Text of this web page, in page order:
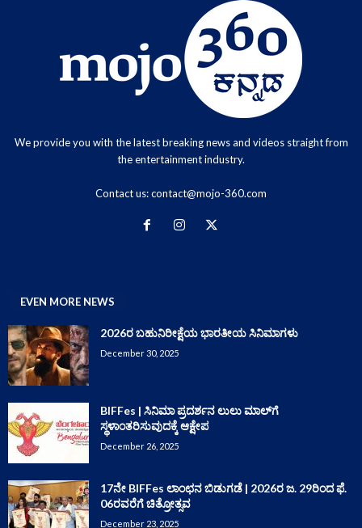
We provide you with the latest breaking news and videos straight from
the entertainment industry.
Contact us:contact@mojo-360.com
EVEN MORE NEWS
2026ರ ಬಹುನಿರೀಕ್ಷೆಯ ಭಾರತೀಯ ಸಿನಿಮಾಗಳು
December 30, 2025
BIFFes | ಸಿನಿಮಾ ಪ್ರದರ್ಶನ ಲುಲು ಮಾಲ್‌ಗೆ
ಸ್ಥಳಾಂತರಿಸುವುದಕ್ಕೆ ಆಕ್ಷೇಪ
December 26, 2025
17ನೇ BIFFes ಲಾಂಛನ ಬಿಡುಗಡೆ | 2026ರ ಜ. 29ರಿಂದ ಫೆ.
06ರವರೆಗೆ ಚಿತ್ರೋತ್ಸವ
December 23, 2025